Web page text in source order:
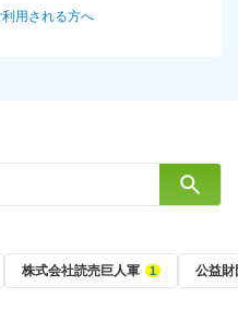
用される方へ
株式会社読売巨人軍 公益財